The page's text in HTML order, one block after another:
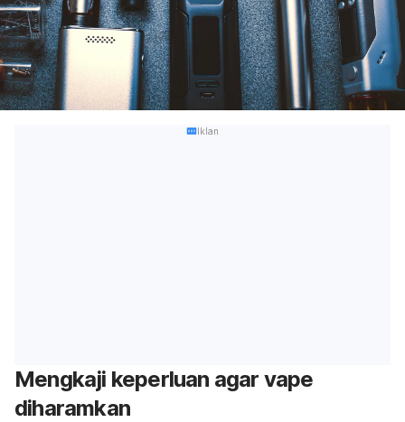
Iklan
Mengkaji keperluan agar vape
diharamkan